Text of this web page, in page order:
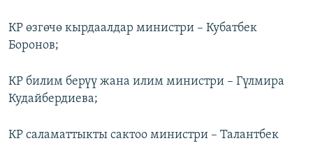
КР өзгөчө кырдаалдар министри – Кубатбек
Боронов;
КР билим берүү жана илим министри – Гүлмира
Кудайбердиева;
КР саламаттыкты сактоо министри – Талантбек